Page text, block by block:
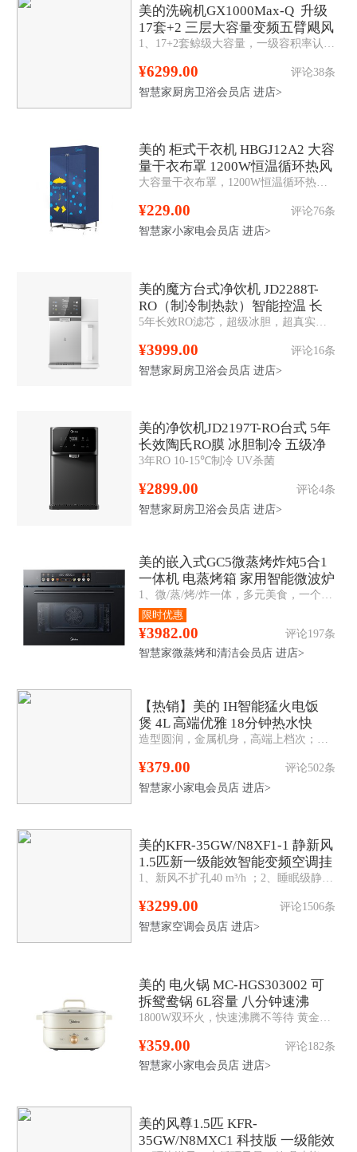
美的洗碗机GX1000Max-Q 升级
17套+2 三层大容量变频五臂飓风
洗 105℃热风烘干
¥6299.00
评论38条
智慧家厨房卫浴会员店 进店>
美的 柜式干衣机 HBGJ12A2 大容
量干衣布罩 1200W恒温循环热风
¥229.00
评论76条
智慧家小家电会员店 进店>
美的魔方台式净饮机 JD2288T-
RO（制冷制热款）智能控温 长
效RO膜 智控
¥3999.00
评论16条
智慧家厨房卫浴会员店 进店>
美的净饮机JD2197T-RO台式 5年
长效陶氏RO膜 冰胆制冷 五级净
滤
3年RO 10-15℃制冷 UV杀菌
¥2899.00
评论4条
智慧家厨房卫浴会员店 进店>
美的嵌入式GC5微蒸烤炸炖5合1
一体机 电蒸烤箱 家用智能微波炉
55L
限时优惠
¥3982.00
评论197条
智慧家微蒸烤和清洁会员店 进店>
【热销】美的 IH智能猛火电饭
煲 4L 高端优雅 18分钟热水快
煮 智能预约 MB-FB40P501
¥379.00
评论502条
智慧家小家电会员店 进店>
美的KFR-35GW/N8XF1-1 静新风
1.5匹新一级能效智能变频空调挂
机
¥3299.00
评论1506条
智慧家空调会员店 进店>
美的 电火锅 MC-HGS303002 可
拆鸳鸯锅 6L容量 八分钟速沸
¥359.00
评论182条
智慧家小家电会员店 进店>
美的风尊1.5匹 KFR-
35GW/N8MXC1 科技版 一级能效